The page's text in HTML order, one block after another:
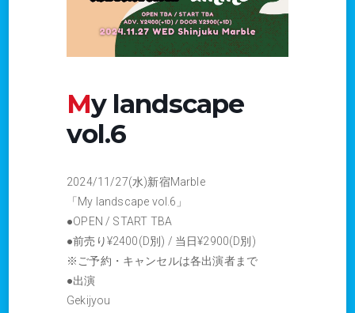
My landscape
vol.6
2024/11/27(水)新宿Marble
「My landscape vol.6」
●OPEN / START TBA
●前売り¥2400(D別) / 当日¥2900(D別)
※ご予約・キャンセルは各出演者まで
●出演
Gekijyou